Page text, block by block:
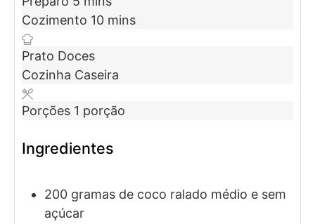
Cozimento 10 mins
Prato Doces
Cozinha Caseira
Porções 1 porção
Ingredientes
200 gramas de coco ralado médio e sem
açúcar